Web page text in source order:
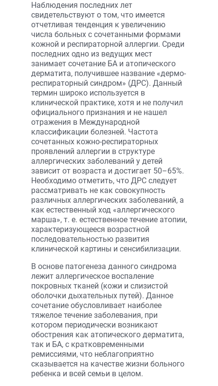
Наблюдения последних лет
свидетельствуют о том, что имеется
отчетливая тенденция к увеличению
числа больных с сочетанными формами
кожной и респираторной аллергии. Среди
последних одно из ведущих мест
занимает сочетание БА и атопического
дерматита, получившее название «дермо-
респираторный синдром» (ДРС). Данный
термин широко используется в
клинической практике, хотя и не получил
официального признания и не нашел
отражения в Международной
классификации болезней. Частота
сочетанных кожно-респираторных
проявлений аллергии в структуре
аллергических заболеваний у детей
зависит от возраста и достигает 50–65%.
Необходимо отметить, что ДРС следует
рассматривать не как совокупность
различных аллергических заболеваний, а
как естественный ход «аллергического
марша», т. е. естественное течение атопии,
характеризующееся возрастной
последовательностью развития
клинической картины и сенсибилизации.
В основе патогенеза данного синдрома
лежит аллергическое воспаление
покровных тканей (кожи и слизистой
оболочки дыхательных путей). Данное
сочетание обусловливает наиболее
тяжелое течение заболевания, при
котором периодически возникают
обострения как атопического дерматита,
так и БА, с кратковременными
ремиссиями, что неблагоприятно
сказывается на качестве жизни больного
ребенка и всей семьи в целом.